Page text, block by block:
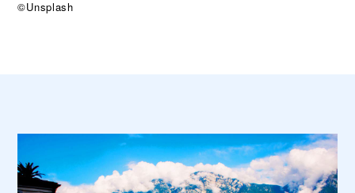
©Unsplash